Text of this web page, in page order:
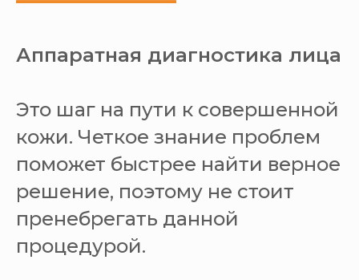
Аппаратная диагностика лица
Это шаг на пути к совершенной
кожи. Четкое знание проблем
поможет быстрее найти верное
решение, поэтому не стоит
пренебрегать данной
процедурой.